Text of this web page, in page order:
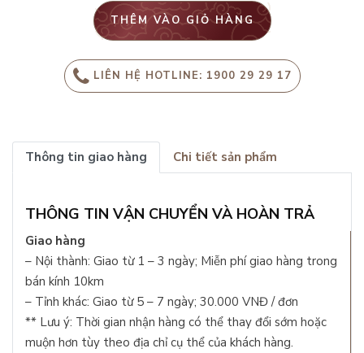
THÊM VÀO GIỎ HÀNG
LIÊN HỆ HOTLINE: 1900 29 29 17
Thông tin giao hàng Chi tiết sản phẩm
THÔNG TIN VẬN CHUYỂN VÀ HOÀN TRẢ
Giao hàng
– Nội thành: Giao từ 1 – 3 ngày; Miễn phí giao hàng trong
bán kính 10km
– Tỉnh khác: Giao từ 5 – 7 ngày; 30.000 VNĐ / đơn
** Lưu ý: Thời gian nhận hàng có thể thay đổi sớm hoặc
muộn hơn tùy theo địa chỉ cụ thể của khách hàng.